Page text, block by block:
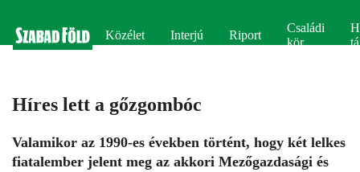
Közélet Interjú Riport
Családi
kör
Híres lett a gőzgombóc
Valamikor az 1990-es években történt, hogy két lelkes
fiatalember jelent meg az akkori Mezőgazdasági és